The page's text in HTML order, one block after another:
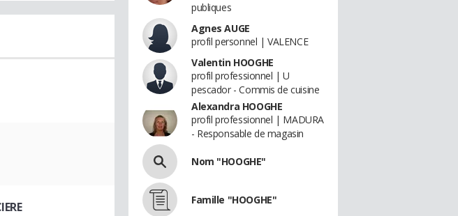
publiques
Agnes AUGE
profil personnel | VALENCE
Valentin HOOGHE
profil professionnel | U
pescador - Commis de cuisine
Alexandra HOOGHE
profil professionnel | MADURA
- Responsable de magasin
Nom "HOOGHE"
Famille "HOOGHE"